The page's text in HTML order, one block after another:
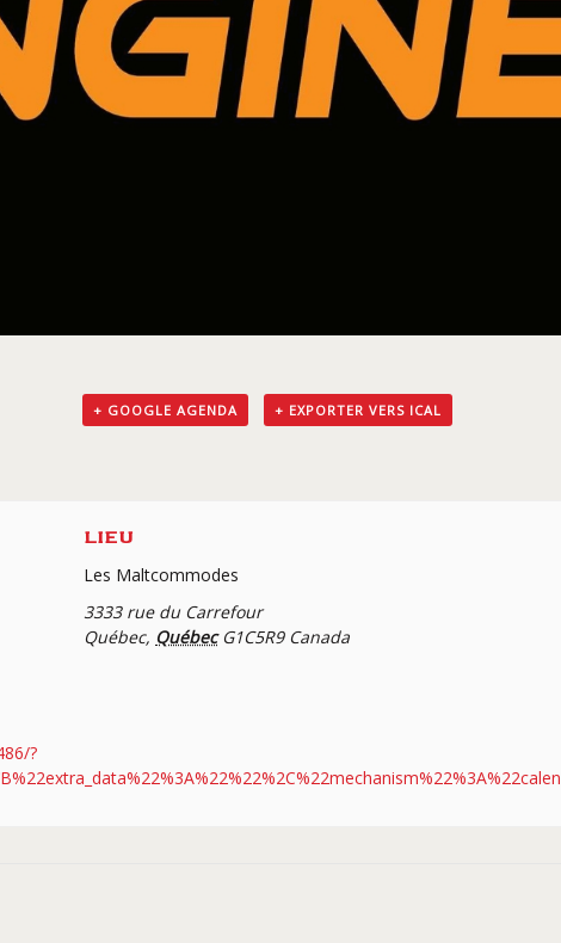
+ GOOGLE AGENDA + EXPORTER VERS ICAL
?
LIEU
Les Maltcommodes
3333 rue du Carrefour
Québec, Québec G1C5R9 Canada